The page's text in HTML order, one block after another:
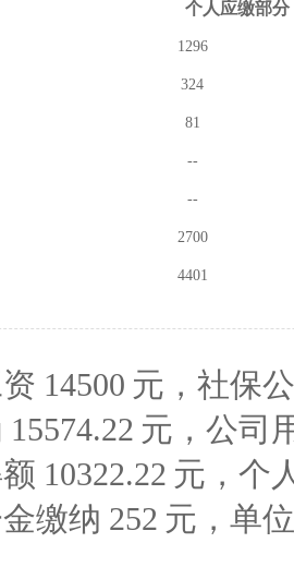
个人应缴部分
1296
324
81
--
--
2700
4401
14500 元，社保
15574.22 元，公司
10322.22 元，个
缴纳 252 元，单